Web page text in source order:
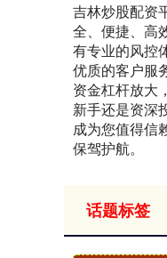
吉林炒股配资
全、便捷、高
有专业的风控
优质的客户服
资金杠杆放大
新手还是资深
成为您值得信
保驾护航。
话题标签